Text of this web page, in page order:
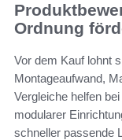
Ordnung
Vor dem Kauf lohnt
Montageaufwand,
Vergleiche helfen
modularer
schneller passende